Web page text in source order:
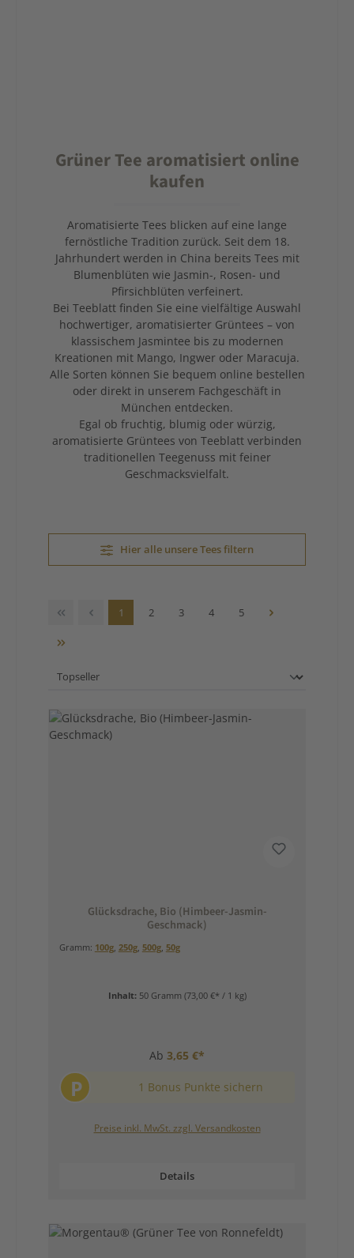
Grüner Tee aromatisiert online
kaufen
Aromatisierte Tees blicken auf eine lange
fernöstliche Tradition zurück. Seit dem 18.
Jahrhundert werden in China bereits Tees mit
Blumenblüten wie Jasmin-, Rosen- und
Pfirsichblüten verfeinert.
Bei Teeblatt finden Sie eine vielfältige Auswahl
hochwertiger, aromatisierter Grüntees – von
klassischem Jasmintee bis zu modernen
Kreationen mit Mango, Ingwer oder Maracuja.
Alle Sorten können Sie bequem online bestellen
oder direkt in unserem Fachgeschäft in
München entdecken.
Egal ob fruchtig, blumig oder würzig,
aromatisierte Grüntees von Teeblatt verbinden
traditionellen Teegenuss mit feiner
Geschmacksvielfalt.
Hier alle unsere Tees filtern
Seite
1 Seite
2 Seite
3 Seite
4 Seite
5
Glücksdrache, Bio (Himbeer-Jasmin-
Geschmack)
Gramm: 100g, 250g, 500g, 50g
Inhalt: 50 Gramm (73,00 €* / 1 kg)
Ab 3,65 €*
P 1 Bonus Punkte sichern
Preise inkl. MwSt. zzgl. Versandkosten
Details